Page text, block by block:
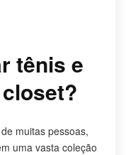
tênis e
muitas pessoas,
uma vasta coleção